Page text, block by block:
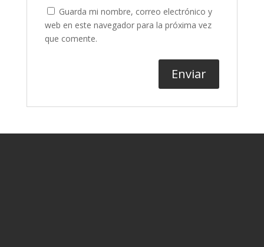
Guarda mi nombre, correo electrónico y
web en este navegador para la próxima vez
que comente.